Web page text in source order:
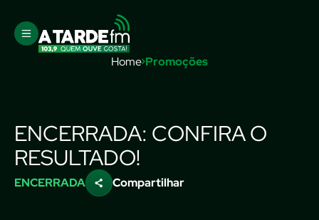
Home Promoções
ENCERRADA: CONFIRA O
RESULTADO!
ENCERRADA Compartilhar